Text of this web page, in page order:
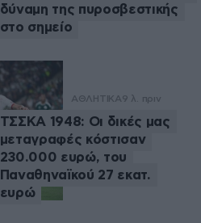
δύναμη της πυροσβεστικής
στο σημείο
ΑΘΛΗΤΙΚΑ9 λ. πριν
ΤΣΣΚΑ 1948: Οι δικές μας
μεταγραφές κόστισαν
230.000 ευρώ, του
Παναθηναϊκού 27 εκατ.
ευρώ